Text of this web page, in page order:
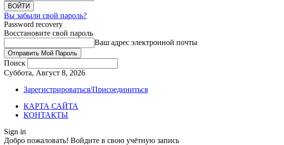
Вы забыли свой пароль?
Password recovery
Восстановите свой пароль
Ваш адрес электронной почты
Поиск
Суббота, Август 8, 2026
Зарегистрироваться/Присоединиться
КАРТА САЙТА
КОНТАКТЫ
Sign in
Добро пожаловать! Войдите в свою учётную запись